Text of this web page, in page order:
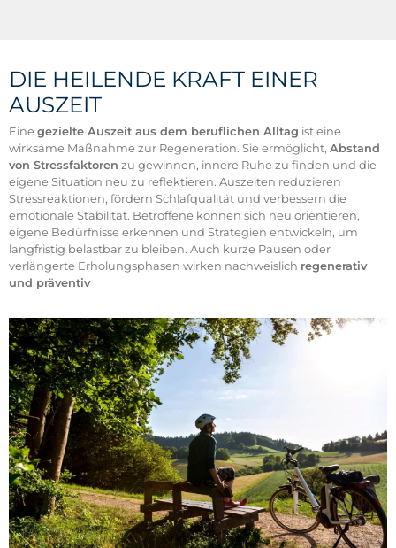
DIE HEILENDE KRAFT EINER
AUSZEIT
Eine gezielte Auszeit aus dem beruflichen Alltag ist eine
wirksame Maßnahme zur Regeneration. Sie ermöglicht, Abstand
von Stressfaktoren zu gewinnen, innere Ruhe zu finden und die
eigene Situation neu zu reflektieren. Auszeiten reduzieren
Stressreaktionen, fördern Schlafqualität und verbessern die
emotionale Stabilität. Betroffene können sich neu orientieren,
eigene Bedürfnisse erkennen und Strategien entwickeln, um
langfristig belastbar zu bleiben. Auch kurze Pausen oder
verlängerte Erholungsphasen wirken nachweislich regenerativ
und präventiv